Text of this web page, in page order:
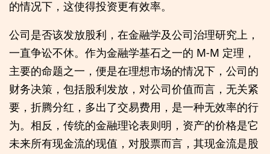
的情况下，这使得投资更有效率。
公司是否该发放股利，在金融学及公司治理研究上，
一直争讼不休。作为金融学基石之一的 M-M 定理，
主要的命题之一，便是在理想市场的情况下，公司的
财务决策，包括股利发放，对公司价值而言，无关紧
要，折腾分红，多出了交易费用，是一种无效率的行
为。相反，传统的金融理论表则明，资产的价格是它
未来所有现金流的现值，对股票而言，其现金流是股